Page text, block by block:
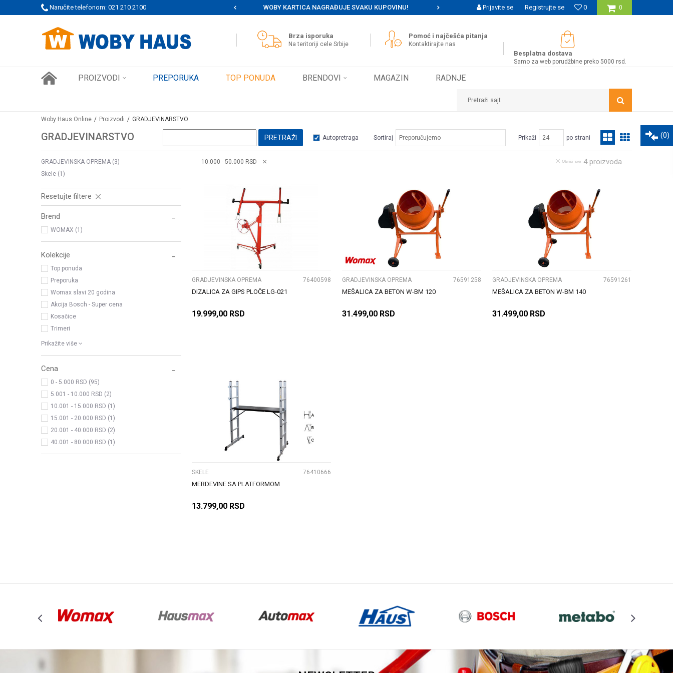
Naručite telefonom: 021 210 2100
PORUDŽBINE! SIGURNO PLAĆANJE PLATNIM KARTICAMA WOBY KARTICA NAGRAĐUJE SVAKU KUPOVINU! MOGUĆNOST BESPLATNE ISPORUKE ZA WEB PORUDŽBINE! 0
0
Prijavite se Registrujte se
Brza isporuka
Na teritoriji cele Srbije
Pomoć i najčešća pitanja
Kontaktirajte nas
Besplatna dostava
Samo za web porudžbine preko 5000 rsd.
PROIZVODI PREPORUKA TOP PONUDA BRENDOVI MAGAZIN RADNJE
Pretraži sajt
(0)
Woby Haus Online Proizvodi GRADJEVINARSTVO
GRADJEVINARSTVO Autopretraga Sortiraj Prikaži po strani
PRETRAŽI
GRADJEVINSKA OPREMA (3)
Skele (1)
Resetujte filtere
Brend
WOMAX (1)
Kolekcije
Top ponuda
Preporuka
Womax slavi 20 godina
Akcija Bosch - Super cena
Kosačice
Trimeri
Prikažite više
Cena
0 - 5.000 RSD (95)
5.001 - 10.000 RSD (2)
10.001 - 15.000 RSD (1)
15.001 - 20.000 RSD (1)
20.001 - 40.000 RSD (2)
40.001 - 80.000 RSD (1)
10.000 - 50.000 RSD 4proizvoda
Obriši sve
UPOREDI
GRADJEVINSKA OPREMA 76400598
DIZALICA ZA GIPS PLOČE LG-021
19.999,00 RSD
UPOREDI
GRADJEVINSKA OPREMA 76591258
MEŠALICA ZA BETON W-BM 120
31.499,00 RSD
UPOREDI
GRADJEVINSKA OPREMA 76591261
MEŠALICA ZA BETON W-BM 140
31.499,00 RSD
SKELE 76410666
MERDEVINE SA PLATFORMOM
13.799,00 RSD